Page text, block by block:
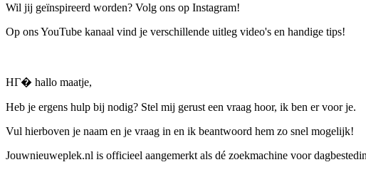
Wil jij geïnspireerd worden? Volg ons op Instagram!
Op ons YouTube kanaal vind je verschillende uitleg video's en handige tips!
HГ� hallo maatje,
Heb je ergens hulp bij nodig? Stel mij gerust een vraag hoor, ik ben er voor je.
Vul hierboven je naam en je vraag in en ik beantwoord hem zo snel mogelijk!
Jouwnieuweplek.nl is officieel aangemerkt als dé zoekmachine voor